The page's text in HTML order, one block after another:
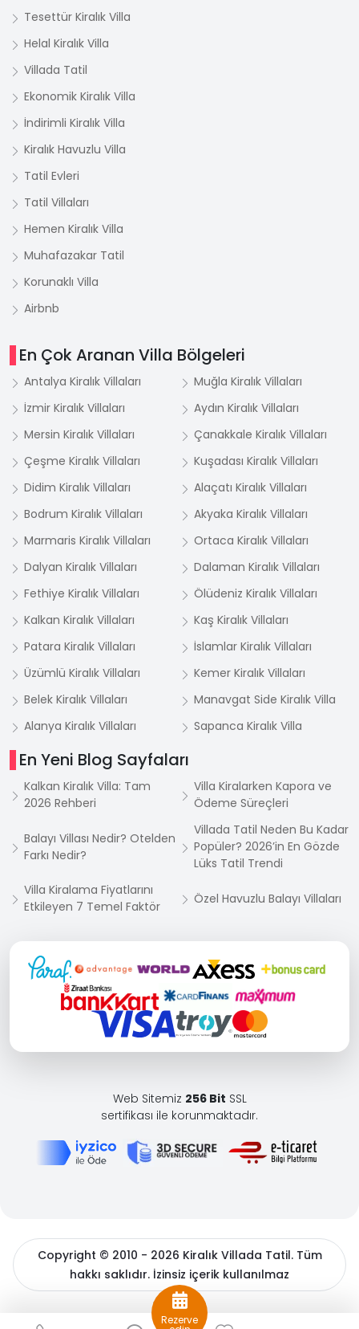
Tesettür Kiralık Villa
Helal Kiralık Villa
Villada Tatil
Ekonomik Kiralık Villa
İndirimli Kiralık Villa
Kiralık Havuzlu Villa
Tatil Evleri
Tatil Villaları
Hemen Kiralık Villa
Muhafazakar Tatil
Korunaklı Villa
Airbnb
En Çok Aranan Villa Bölgeleri
Antalya Kiralık Villaları
Muğla Kiralık Villaları
İzmir Kiralık Villaları
Aydın Kiralık Villaları
Mersin Kiralık Villaları
Çanakkale Kiralık Villaları
Çeşme Kiralık Villaları
Kuşadası Kiralık Villaları
Didim Kiralık Villaları
Alaçatı Kiralık Villaları
Bodrum Kiralık Villaları
Akyaka Kiralık Villaları
Marmaris Kiralık Villaları
Ortaca Kiralık Villaları
Dalyan Kiralık Villaları
Dalaman Kiralık Villaları
Fethiye Kiralık Villaları
Ölüdeniz Kiralık Villaları
Kalkan Kiralık Villaları
Kaş Kiralık Villaları
Patara Kiralık Villaları
İslamlar Kiralık Villaları
Üzümlü Kiralık Villaları
Kemer Kiralık Villaları
Belek Kiralık Villaları
Manavgat Side Kiralık Villa
Alanya Kiralık Villaları
Sapanca Kiralık Villa
En Yeni Blog Sayfaları
Kalkan Kiralık Villa: Tam
2026 Rehberi
Villa Kiralarken Kapora ve
Ödeme Süreçleri
Balayı Villası Nedir? Otelden
Farkı Nedir?
Villada Tatil Neden Bu Kadar
Popüler? 2026’in En Gözde
Lüks Tatil Trendi
Villa Kiralama Fiyatlarını
Etkileyen 7 Temel Faktör
Özel Havuzlu Balayı Villaları
Web Sitemiz 256 Bit SSL
sertifikası ile korunmaktadır.
Copyright © 2010 - 2026 Kiralık Villada Tatil. Tüm
hakkı saklıdır. İzinsiz içerik kullanılmaz
BöcekSoft
Rezerve